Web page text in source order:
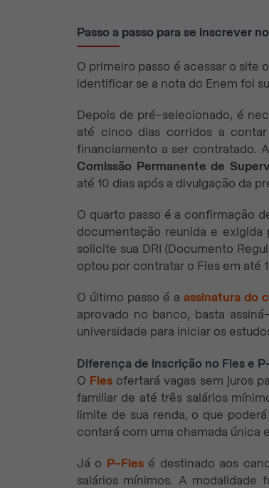
Passo a passo para se inscrever
O primeiro passo é acessar o site
identificar se a nota do Enem foi
Depois de pré-selecionado, é
até cinco dias corridos a
financiamento a ser contratado.
Comissão Permanente de
até 10 dias após a divulgação da
O quarto passo é a confirmação
documentação reunida e
solicite sua DRI (Documento
optou por contratar o Fies em até
O último passo é a assinatura do
aprovado no banco, basta
universidade para iniciar os
Diferença de inscrição no Fies e
O Fies ofertará vagas sem juros
familiar de até três salários
limite de sua renda, o que
contará com uma chamada única
Já o P-Fiesé destinado aos
salários mínimos. A modalidade